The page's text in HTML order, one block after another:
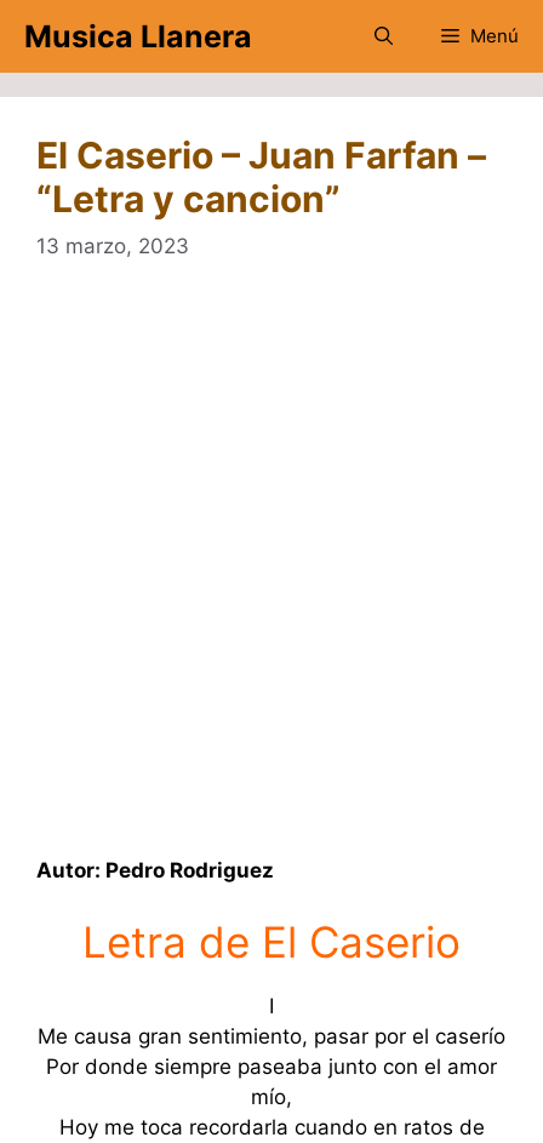
contenido
Musica Llanera Menú
El Caserio – Juan Farfan –
“Letra y cancion”
13 marzo, 2023
Autor: Pedro Rodriguez
Letra de El Caserio
I
Me causa gran sentimiento, pasar por el caserío
Por donde siempre paseaba junto con el amor
mío,
Hoy me toca recordarla cuando en ratos de